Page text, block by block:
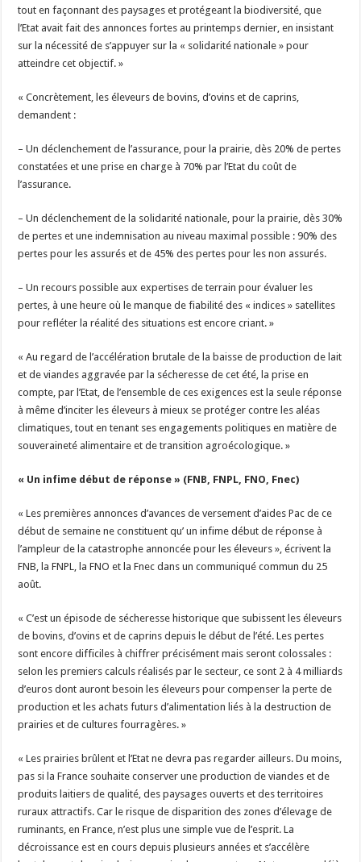
tout en façonnant des paysages et protégeant la biodiversité, que
l’Etat avait fait des annonces fortes au printemps dernier, en insistant
sur la nécessité de s’appuyer sur la « solidarité nationale » pour
atteindre cet objectif. »
« Concrètement, les éleveurs de bovins, d’ovins et de caprins,
demandent :
– Un déclenchement de l’assurance, pour la prairie, dès 20% de pertes
constatées et une prise en charge à 70% par l’Etat du coût de
l’assurance.
– Un déclenchement de la solidarité nationale, pour la prairie, dès 30%
de pertes et une indemnisation au niveau maximal possible : 90% des
pertes pour les assurés et de 45% des pertes pour les non assurés.
– Un recours possible aux expertises de terrain pour évaluer les
pertes, à une heure où le manque de fiabilité des « indices » satellites
pour refléter la réalité des situations est encore criant. »
« Au regard de l’accélération brutale de la baisse de production de lait
et de viandes aggravée par la sécheresse de cet été, la prise en
compte, par l’Etat, de l’ensemble de ces exigences est la seule réponse
à même d’inciter les éleveurs à mieux se protéger contre les aléas
climatiques, tout en tenant ses engagements politiques en matière de
souveraineté alimentaire et de transition agroécologique. »
« Un infime début de réponse » (FNB, FNPL, FNO, Fnec)
« Les premières annonces d’avances de versement d’aides Pac de ce
début de semaine ne constituent qu’ un infime début de réponse à
l’ampleur de la catastrophe annoncée pour les éleveurs », écrivent la
FNB, la FNPL, la FNO et la Fnec dans un communiqué commun du 25
août.
« C’est un épisode de sécheresse historique que subissent les éleveurs
de bovins, d’ovins et de caprins depuis le début de l’été. Les pertes
sont encore difficiles à chiffrer précisément mais seront colossales :
selon les premiers calculs réalisés par le secteur, ce sont 2 à 4 milliards
d’euros dont auront besoin les éleveurs pour compenser la perte de
production et les achats futurs d’alimentation liés à la destruction de
prairies et de cultures fourragères. »
« Les prairies brûlent et l’Etat ne devra pas regarder ailleurs. Du moins,
pas si la France souhaite conserver une production de viandes et de
produits laitiers de qualité, des paysages ouverts et des territoires
ruraux attractifs. Car le risque de disparition des zones d’élevage de
ruminants, en France, n’est plus une simple vue de l’esprit. La
décroissance est en cours depuis plusieurs années et s’accélère